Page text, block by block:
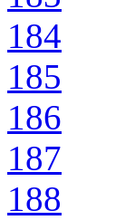
184
185
186
187
188